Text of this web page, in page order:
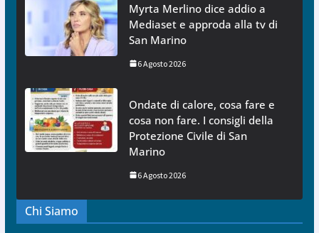
Myrta Merlino dice addio a
Mediaset e approda alla tv di
San Marino
6 Agosto 2026
Ondate di calore, cosa fare e
cosa non fare. I consigli della
Protezione Civile di San
Marino
6 Agosto 2026
Chi Siamo